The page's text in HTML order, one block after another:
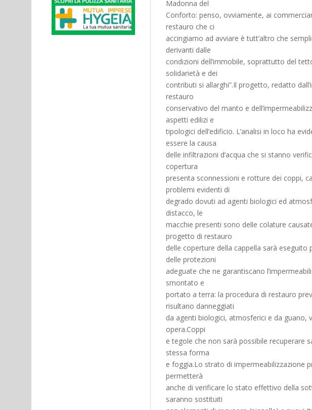
Madonna del
Conforto: penso, ovviamente, ai
restauro che ci
accingiamo ad avviare è tutt’altro che
derivanti dalle
condizioni dell’immobile, soprattutto del
solidarietà e dei
contributi si allarghi”.Il progetto, redatto
restauro
conservativo del manto e
aspetti edilizi e
tipologici dell’edificio. L’analisi in loco ha
essere la causa
delle infiltrazioni d’acqua che si stanno
copertura
presenta sconnessioni e rotture dei coppi,
problemi evidenti di
degrado dovuti ad agenti biologici ed
distacco, le
macchie presenti sono delle colature
progetto di restauro
delle coperture della cappella sarà
delle protezioni
adeguate che ne garantiscano
smontato e
portato a terra: la procedura di restauro
risultano danneggiati
da agenti biologici, atmosferici e da guano,
opera.Coppi
e tegole che non sarà possibile recuperare
stessa forma
e foggia.Lo strato di impermeabilizzazione
permetterà
anche di verificare lo stato effettivo della
saranno sostituiti